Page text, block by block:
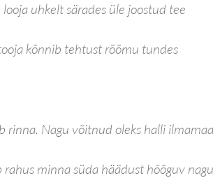
looja uhkelt särades üle joostud tee
kõnnib tehtust rõõmu tundes
rinna. Nagu võitnud oleks halli
minna süda häädust hõõguv nagu